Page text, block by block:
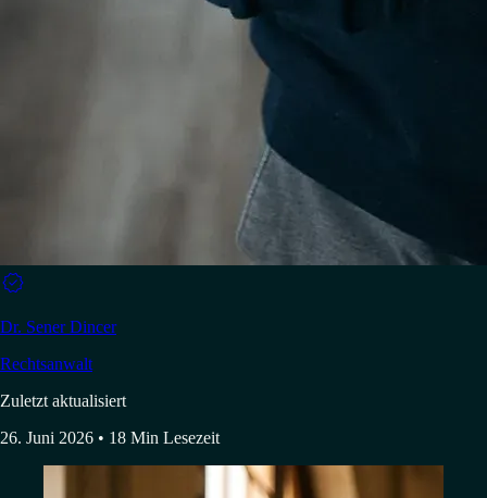

Dr. Sener Dincer
Rechtsanwalt
Zuletzt aktualisiert
26. Juni 2026 • 18 Min Lesezeit